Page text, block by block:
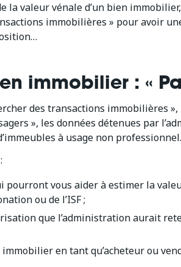
la valeur vénale d’un bien
immobilières » pour avoir
immobilier : «
des transactions immobilières
», les données détenues par
à usage non professionnel.
vous aider à estimer la
ou de l’ISF ;
que l’administration aurait
en tant qu’acheteur ou